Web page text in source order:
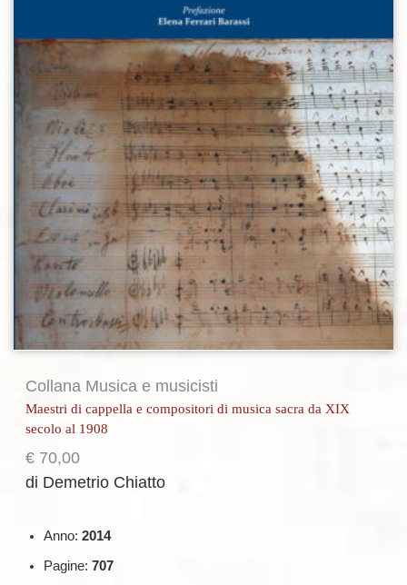
Collana Musica e musicisti
Maestri di cappella e compositori di musica sacra da XIX
secolo al 1908
€ 70,00
di Demetrio Chiatto
Anno: 2014
Pagine: 707